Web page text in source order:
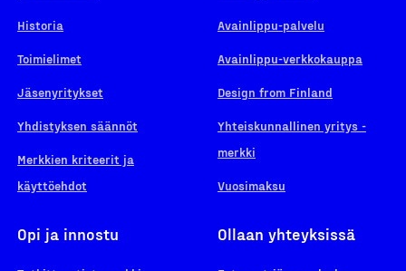
Historia
Toimielimet
Jäsenyritykset
Yhdistyksen säännöt
Merkkien kriteerit ja
käyttöehdot
Avainlippu-palvelu
Avainlippu-verkkokauppa
Design from Finland
Yhteiskunnallinen yritys -
merkki
Vuosimaksu
Opi ja innostu Ollaan yhteyksissä